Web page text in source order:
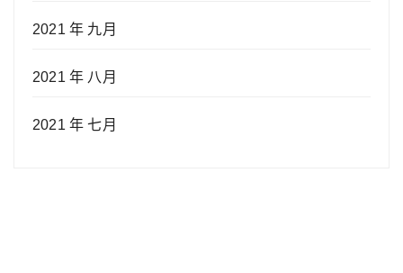
2021 年 九月
2021 年 八月
2021 年 七月